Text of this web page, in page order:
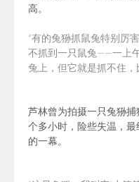
高。
“有的兔狲抓鼠兔特别厉
不抓到一只鼠兔——一上
兔上，但它就是抓不住，
芦林曾为拍摄一只兔狲
个多小时，险些失温，
的一幕。